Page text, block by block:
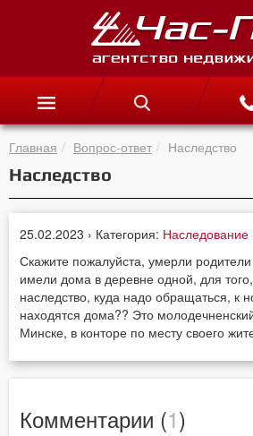
Главная Вопрос-ответ Наследство
Наследство
25.02.2023 › Категория: Наследование
Скажите пожалуйста, умерли
имели дома в деревне одной, для
наследство, куда надо обращаться, к
находятся дома?? Это
Минске, в конторе по месту своего
Комментарии (1)